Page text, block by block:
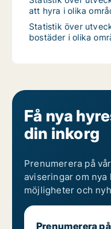
att hyra i olika
Statistik över
bostäder i olika
Få nya
din inkorg
Prenumerera på
aviseringar om
möjligheter och
Prenumerera